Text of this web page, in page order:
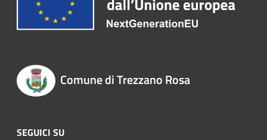
Comune di Trezzano Rosa
SEGUICI SU